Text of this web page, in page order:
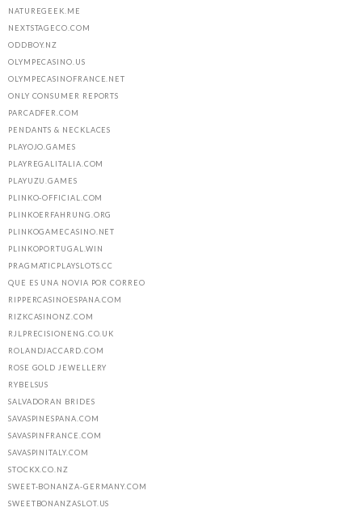
NATUREGEEK.ME
NEXTSTAGECO.COM
ODDBOY.NZ
OLYMPECASINO.US
OLYMPECASINOFRANCE.NET
ONLY CONSUMER REPORTS
PARCADFER.COM
PENDANTS & NECKLACES
PLAYOJO.GAMES
PLAYREGALITALIA.COM
PLAYUZU.GAMES
PLINKO-OFFICIAL.COM
PLINKOERFAHRUNG.ORG
PLINKOGAMECASINO.NET
PLINKOPORTUGAL.WIN
PRAGMATICPLAYSLOTS.CC
QUE ES UNA NOVIA POR CORREO
RIPPERCASINOESPANA.COM
RIZKCASINONZ.COM
RJLPRECISIONENG.CO.UK
ROLANDJACCARD.COM
ROSE GOLD JEWELLERY
RYBELSUS
SALVADORAN BRIDES
SAVASPINESPANA.COM
SAVASPINFRANCE.COM
SAVASPINITALY.COM
STOCKX.CO.NZ
SWEET-BONANZA-GERMANY.COM
SWEETBONANZASLOT.US